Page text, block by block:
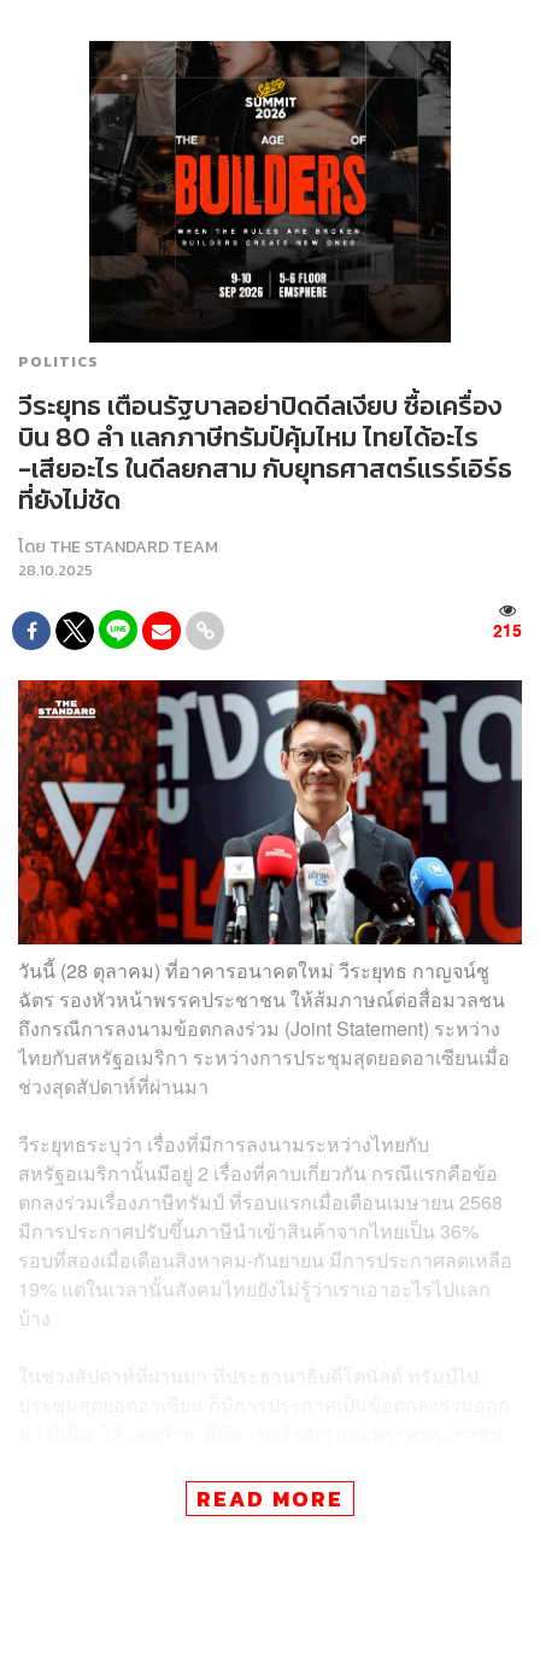
POLITICS
วีระยุทธ เตือนรัฐบาลอย่าปิดดีลเงียบ ซื้อเครื่อง
บิน 80 ลำ แลกภาษีทรัมป์คุ้มไหม ไทยได้อะไร
-เสียอะไร ในดีลยกสาม กับยุทธศาสตร์แรร์เอิร์ธ
ที่ยังไม่ชัด
โดย THE STANDARD TEAM
28.10.2025
215
วันนี้ (28 ตุลาคม) ที่อาคารอนาคตใหม่ วีระยุทธ กาญจน์ชู
ฉัตร รองหัวหน้าพรรคประชาชน ให้ส้มภาษณ์ต่อสื่อมวลชน
ถึงกรณีการลงนามข้อตกลงร่วม (Joint Statement) ระหว่าง
ไทยกับสหรัฐอเมริกา ระหว่างการประชุมสุดยอดอาเซียนเมื่อ
ช่วงสุดสัปดาห์ที่ผ่านมา
วีระยุทธระบุว่า เรื่องที่มีการลงนามระหว่างไทยกับ
สหรัฐอเมริกานั้นมีอยู่ 2 เรื่องที่คาบเกี่ยวกัน กรณีแรกคือข้อ
ตกลงร่วมเรื่องภาษีทรัมป์ ที่รอบแรกเมื่อเดือนเมษายน 2568
มีการประกาศปรับขึ้นภาษีนำเข้าสินค้าจากไทยเป็น 36%
รอบที่สองเมื่อเดือนสิงหาคม-กันยายน มีการประกาศลดเหลือ
19% แต่ในเวลานั้นสังคมไทยยังไม่รู้ว่าเราเอาอะไรไปแลก
บ้าง
ในช่วงสัปดาห์ที่ผ่านมา ที่ประธานาธิบดีโดนัลด์ ทรัมป์ไป
ไทยแลนด์ให้มากขึ้นกว่านี้ เช่น เกษตรกรที่เกี่ยวข้องกับข้าว
โพดเลี้ยงสัตว์ เพราะในรอบที่สองที่มีการลดภาษีมา มีแต่ผู้
READ MORE